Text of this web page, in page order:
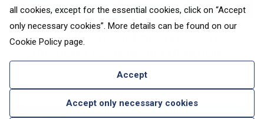
all cookies, except for the essential cookies, click on “Accept
only necessary cookies”. More details can be found on our
Cookie Policy page.
Accept
Accept only necessary cookies
Спасение от жары: откройте
летние места Европы